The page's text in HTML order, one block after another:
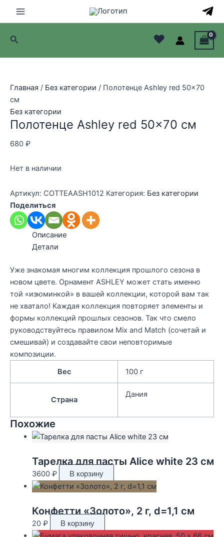
Main
Menu
Поиск ♥
Главная / Без категории / Полотенце Ashley red 50×70
см
Без категории
Полотенце Ashley red 50×70 см
680 ₽
Нет в наличии
Артикул: COTTEAASH1012 Категория: Без категории
Поделиться
Описание
Детали
Уже знакомая многим коллекция прошлого сезона в
новом цвете. Орнамент ASHLEY может стать именно
той «изюминкой» в вашей коллекции, которой вам так
не хватало! Каждая коллекция повторяет элементы и
формы коллекций прошлых сезонов. Так что смело
руководствуйтесь правилом Mix and Match (сочетай и
смешивай) и создавайте свои неповторимые
композиции.
Вес
100 г
Страна
Дания
Похожие
Тарелка для пасты Alice white 23 см
3600 ₽ В корзину
Конфетти «Золото», 2 г, d=1,1 см
20 ₽ В корзину